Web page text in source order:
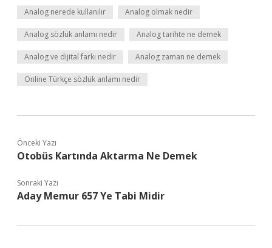
Analog nerede kullanılır Analog olmak nedir
Analog sözlük anlamı nedir Analog tarihte ne demek
Analog ve dijital farkı nedir Analog zaman ne demek
Online Türkçe sözlük anlamı nedir
Önceki Yazı
Otobüs Kartında Aktarma Ne Demek
Sonraki Yazı
Aday Memur 657 Ye Tabi Midir